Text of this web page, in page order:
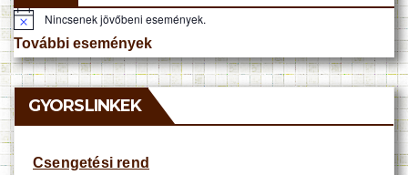
N
o
t
i
c
e
Nincsenek jövőbeni események.
További események
GYORSLINKEK
Csengetési rend